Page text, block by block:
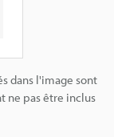
dans l'image sont
ne pas être inclus